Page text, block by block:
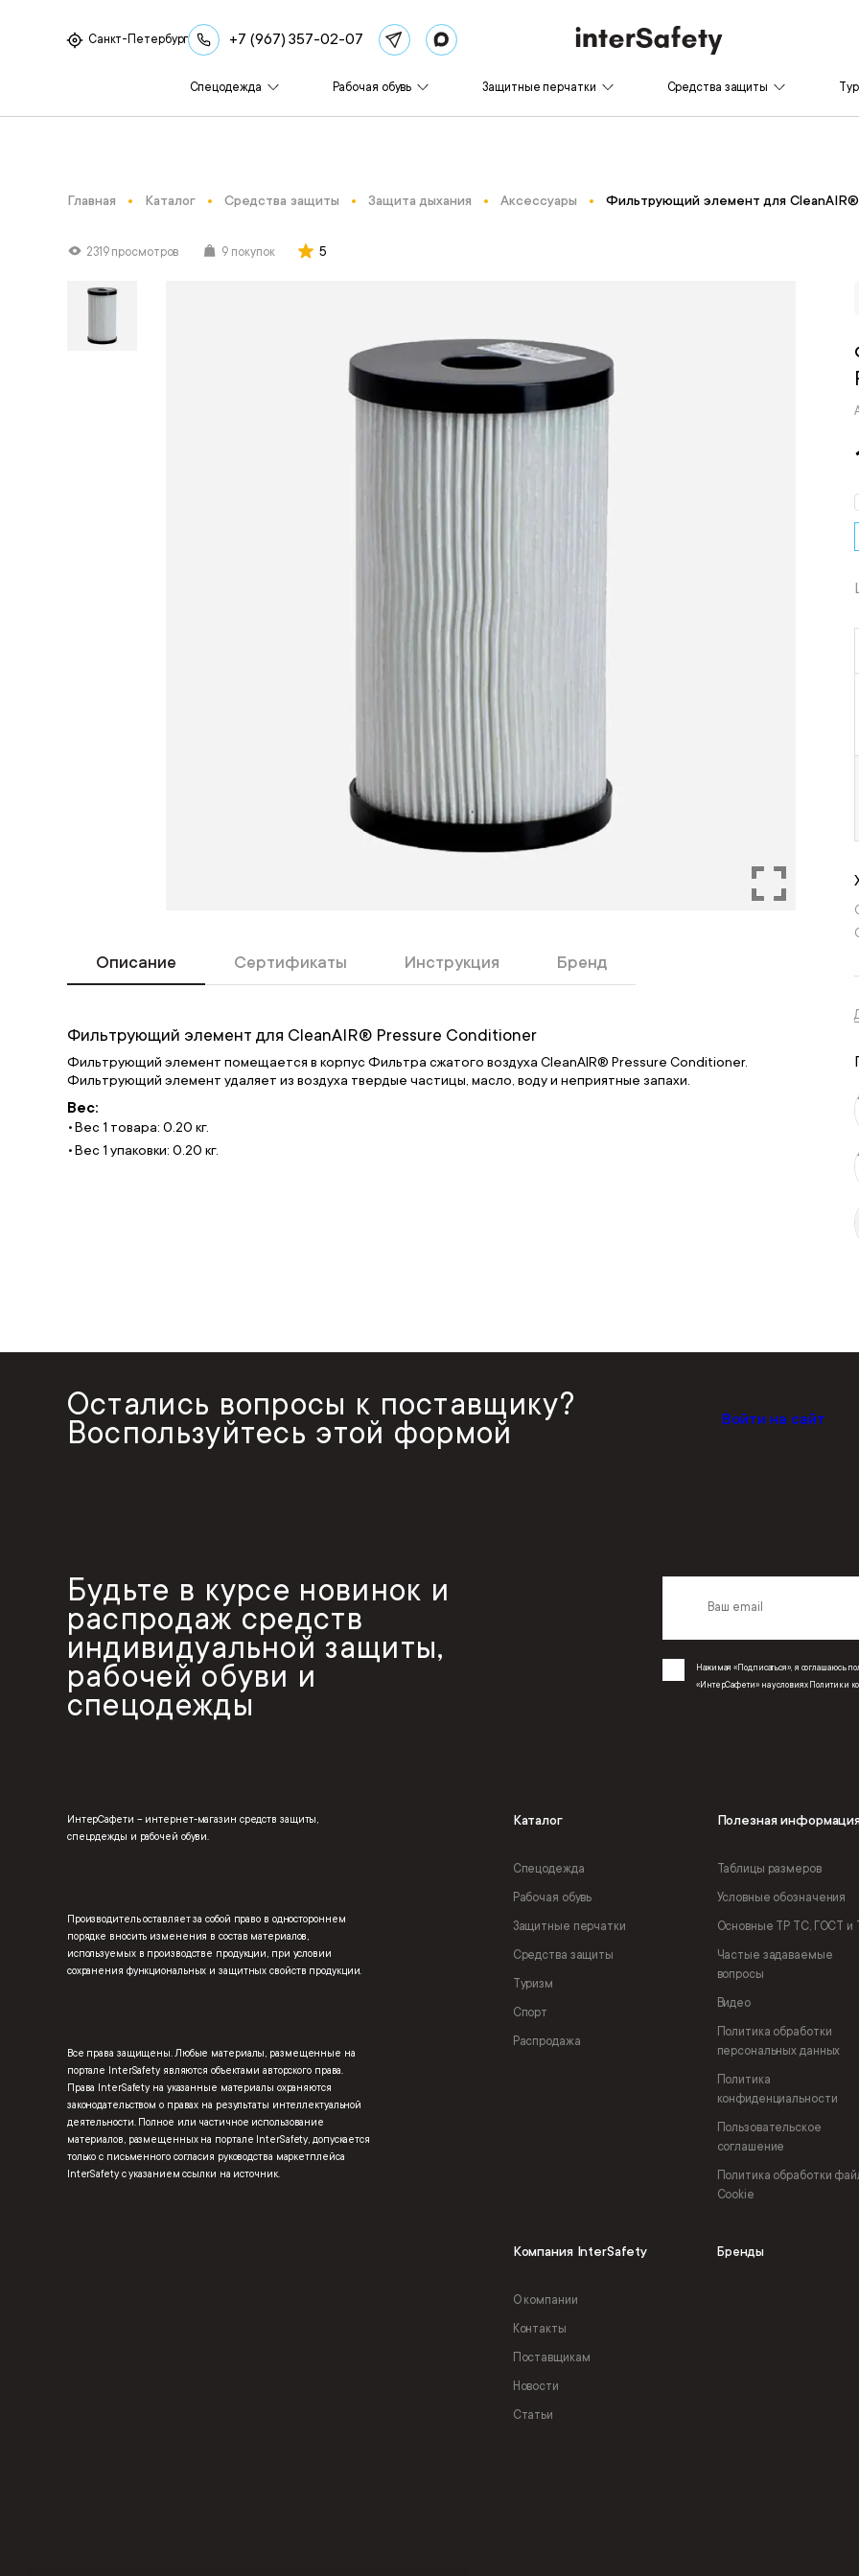
Санкт-Петербург +7 (967) 357-02-07
Спецодежда Рабочая обувь Защитные перчатки Средства защиты
Главная Каталог Средства защиты Защита дыхания Аксессуары Фильтрующий элемент для
2319 просмотров 9 покупок 5
Описание Сертификаты Инструкция Бренд
Фильтрующий элемент для CleanAIR® Pressure Conditioner
Фильтрующий элемент помещается в корпус Фильтра сжатого воздуха CleanAIR® Pressure Conditioner.
Фильтрующий элемент удаляет из воздуха твердые частицы, масло, воду и неприятные запахи.
Вес:
Вес 1 товара: 0.20 кг.
Вес 1 упаковки: 0.20 кг.
Остались вопросы к поставщику?
Воспользуйтесь этой формой
Войти на сайт
Будьте в курсе новинок и
распродаж средств
индивидуальной защиты,
рабочей обуви и
спецодежды
Нажимая «Подписаться», я соглашаюсь
«ИнтерСафети» на условиях Политики
ИнтерСафети – интернет-магазин средств защиты,
спецодежды и рабочей обуви.
Производитель оставляет за собой право в одностороннем
порядке вносить изменения в состав материалов,
используемых в производстве продукции, при условии
сохранения функциональных и защитных свойств продукции.
Все права защищены. Любые материалы, размещенные на
портале InterSafety являются объектами авторского права.
Права InterSafety на указанные материалы охраняются
законодательством о правах на результаты интеллектуальной
деятельности. Полное или частичное использование
материалов, размещенных на портале InterSafety, допускается
только с письменного согласия руководства маркетплейса
InterSafety с указанием ссылки на источник.
Каталог
Спецодежда
Рабочая обувь
Защитные перчатки
Средства защиты
Туризм
Спорт
Распродажа
Полезная
Таблицы размеров
Условные обозначения
Основные ТР ТС, ГОСТ и
Частые задаваемые
вопросы
Видео
Политика обработки
персональных данных
Политика
конфиденциальности
Пользовательское
соглашение
Политика обработки
Cookie
Компания InterSafety
О компании
Контакты
Поставщикам
Новости
Статьи
Бренды